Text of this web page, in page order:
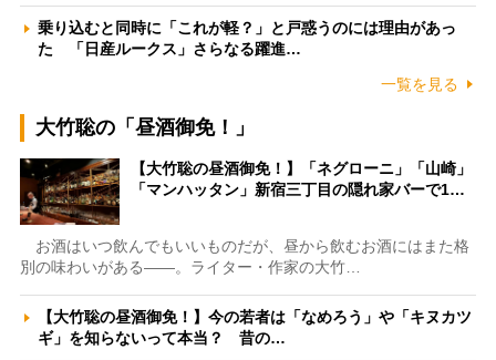
乗り込むと同時に「これが軽？」と戸惑うのには理由があっ
た 「日産ルークス」さらなる躍進…
一覧を見る
大竹聡の「昼酒御免！」
【大竹聡の昼酒御免！】「ネグローニ」「山崎」
「マンハッタン」新宿三丁目の隠れ家バーで1…
お酒はいつ飲んでもいいものだが、昼から飲むお酒にはまた格
別の味わいがある――。ライター・作家の大竹…
【大竹聡の昼酒御免！】今の若者は「なめろう」や「キヌカツ
ギ」を知らないって本当？ 昔の…